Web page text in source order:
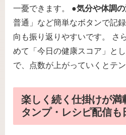
一憂できます。 ●気分や体調の
普通」など簡単なボタンで記
向も振り返りやすいです。 さ
めて「今日の健康スコア」と
で、点数が上がっていくとテ
楽しく続く仕掛けが満
タンプ・レシピ配信も